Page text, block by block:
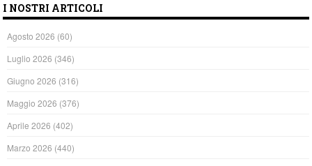
I NOSTRI ARTICOLI
Agosto 2026 (60)
Luglio 2026 (346)
Giugno 2026 (316)
Maggio 2026 (376)
Aprile 2026 (402)
Marzo 2026 (440)